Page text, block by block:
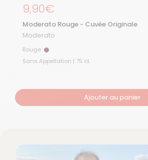
Prix régulier
9,90€
Moderato Rouge - Cuvée Originale
Moderato
Rouge Rouge
Sans Appellation | 75 cL
Ajouter au panier